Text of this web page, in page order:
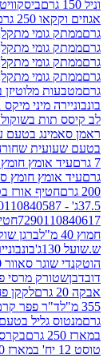
ביסקוויט לוטוס במילוי
גרם
גליליות וופלים
מתקלף חיות 102 גרם
מתקלף אפרסק תפוז 85
מתקלף חיות 102 גרם
מתקלף אפרסק 75 גרם
ביטקוין 1 ק"ג
מיקס 181 גרם
102 גרם
עוף חריף 140 גרם
שחורה צאצ'רוני 140 גרם
חומץ ספריי רימון 50 גרם
חומץ סוכריה+גלי חמוץ
אורז בטעם צ'לי 120 גרם
חטיפי חומוס דבאייל
ברגן שוקוצ'יפס ש.לבן
בונבוניירה רפאלו 240 גרם
100 גרם תפוח
מרסי פטיטס מיניאטור
לקקן פח אשפה טבילה
פפר קרם סודה 355 מ"ל
בטעם פאנטה 37.5 גרם
בקרסלנד-סטרופ וופל